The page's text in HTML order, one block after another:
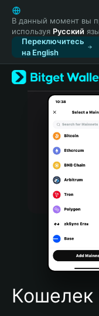
English
日本語
Tiếng Việt
Русский
Español
Türkçe
Italiano
Português (Portugal)
Bahasa Indonesia
Português (Brasil)
Español (Argentina)
В данный момент вы
используя Русский
Переключитесь
на English
Кошелек